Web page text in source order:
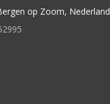
op Zoom, Nederland